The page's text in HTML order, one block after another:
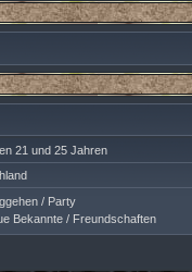
21 und 25 Jahren
/ Party
Bekannte / Freundschaften